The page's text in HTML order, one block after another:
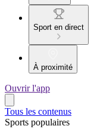
Sport en direct
À proximité
Ouvrir l'app
Tous les contenus
Sports populaires